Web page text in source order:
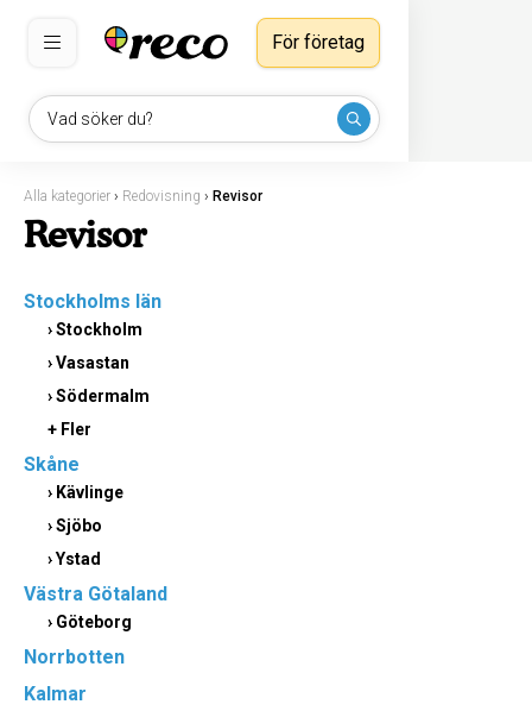
Vad söker du?
För företag
Alla kategorier › Redovisning › Revisor
Revisor
Stockholms län
›Stockholm
›Vasastan
›Södermalm
+ Fler
Skåne
› Kävlinge
›Sjöbo
›Ystad
Västra Götaland
› Göteborg
Norrbotten
Kalmar